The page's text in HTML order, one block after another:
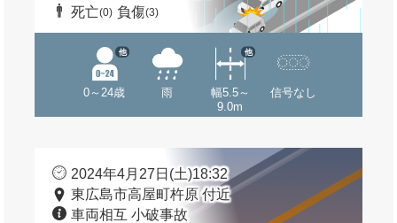
死亡(0) 負傷(3)
0～24歳
他
雨
幅5.5～
9.0m
他
信号なし
2024年4月27日(土)18:32
東広島市高屋町杵原 付近
車両相互 小破事故